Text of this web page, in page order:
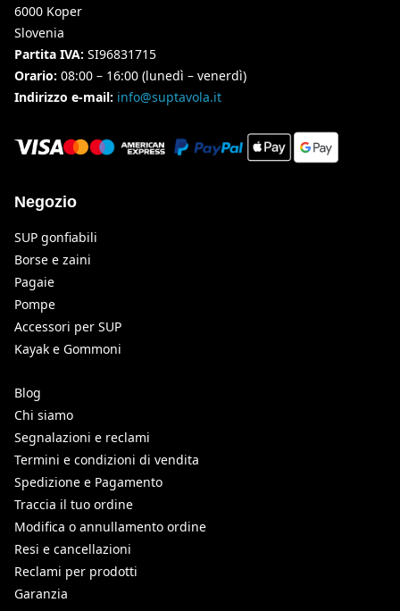
6000 Koper
Slovenia
Partita IVA: SI96831715
Orario: 08:00 – 16:00 (lunedì – venerdì)
Indirizzo e-mail: info@suptavola.it
Negozio
SUP gonfiabili
Borse e zaini
Pagaie
Pompe
Accessori per SUP
Kayak e Gommoni
Blog
Chi siamo
Segnalazioni e reclami
Termini e condizioni di vendita
Spedizione e Pagamento
Traccia il tuo ordine
Modifica o annullamento ordine
Resi e cancellazioni
Reclami per prodotti
Garanzia